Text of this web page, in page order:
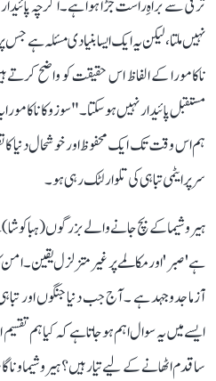
ترقی سے براہِ راست جڑا ہوا ہے۔ اگرچہ
نہیں ملتا، لیکن یہ ایک ایسا بنیادی مسئلہ ہے جس
ناکامورا کے الفاظ اس حقیقت کو واضح کرتے
مستقبل پائیدار نہیں ہو سکتا۔"سوزوکا
ہم اس وقت تک ایک محفوظ اور خوشحال دنیا
سر پر ایٹمی تباہی کی تلوار لٹک رہی ہو۔
ہیروشیما کے بچ جانے والے بزرگوں
ہے 'صبر' اور مکالمے پر غیر متزلزل یقین۔ امن
آزما جدوجہد ہے ۔ آج جب دنیا جنگوں اور
ایسے میں یہ سوال اہم ہو جاتا ہے کہ کیا ہم
سا قدم اٹھانے کے لیے تیار ہیں؟ ہیروشیما و